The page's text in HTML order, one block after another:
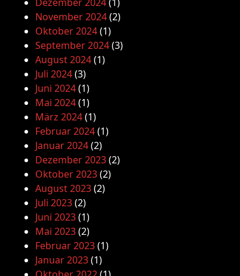
November 2024(2)
Oktober 2024(1)
September 2024(3)
August 2024(1)
Juli 2024(3)
Juni 2024(1)
Mai 2024(1)
März 2024(1)
Februar 2024(1)
Januar 2024(2)
Dezember 2023(2)
Oktober 2023(2)
August 2023(2)
Juli 2023(2)
Juni 2023(1)
Mai 2023(2)
Februar 2023(1)
Januar 2023(1)